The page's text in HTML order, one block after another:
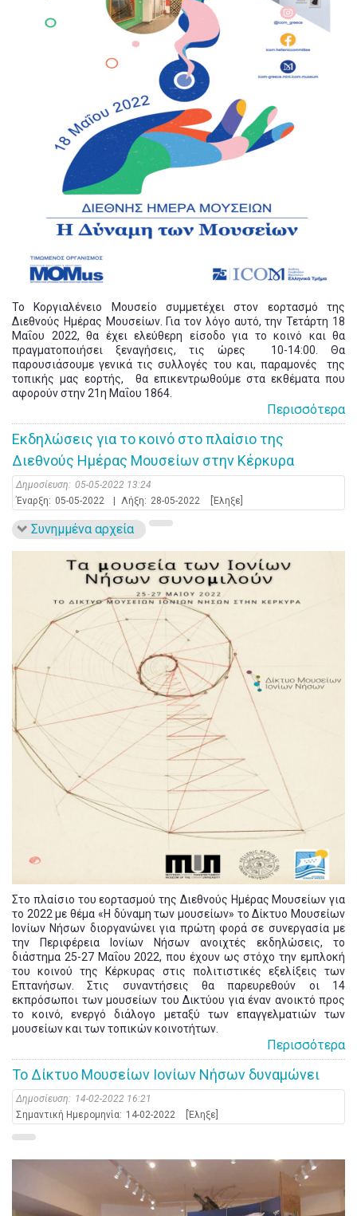
Το Κοργιαλένειο Μουσείο συμμετέχει στον εορτασμό της
Διεθνούς Ημέρας Μουσείων. Για τον λόγο αυτό, την Τετάρτη 18
Μαΐου 2022, θα έχει ελεύθερη είσοδο για το κοινό και θα
πραγματοποιήσει ξεναγήσεις, τις ώρες 10-14:00. Θα
παρουσιάσουμε γενικά τις συλλογές του και, παραμονές της
τοπικής μας εορτής, θα επικεντρωθούμε στα εκθέματα που
αφορούν στην 21η Μαΐου 1864.
Περισσότερα
Εκδηλώσεις για το κοινό στο πλαίσιο της
Διεθνούς Ημέρας Μουσείων στην Κέρκυρα
Δημοσίευση: 05-05-2022 13:24
Έναρξη: 05-05-2022 Λήξη: 28-05-2022 [Έληξε]
Συνημμένα αρχεία
Στο πλαίσιο του εορτασμού της Διεθνούς Ημέρας Μουσείων για
το 2022 με θέμα «Η δύναμη των μουσείων» το Δίκτυο Μουσείων
Ιονίων Νήσων διοργανώνει για πρώτη φορά σε συνεργασία με
την Περιφέρεια Ιονίων Νήσων ανοιχτές εκδηλώσεις, το
διάστημα 25-27 Μαΐου 2022, που έχουν ως στόχο την εμπλοκή
του κοινού της Κέρκυρας στις πολιτιστικές εξελίξεις των
Επτανήσων. Στις συναντήσεις θα παρευρεθούν οι 14
εκπρόσωποι των μουσείων του Δικτύου για έναν ανοικτό προς
το κοινό, ενεργό διάλογο μεταξύ των επαγγελματιών των
μουσείων και των τοπικών κοινοτήτων.
Περισσότερα
Το Δίκτυο Μουσείων Ιονίων Νήσων δυναμώνει
Δημοσίευση: 14-02-2022 16:21
Σημαντική Ημερομηνία: 14-02-2022 [Έληξε]